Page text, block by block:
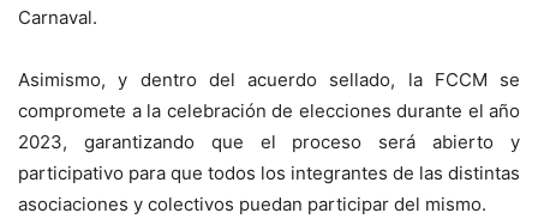
Carnaval.
Asimismo, y dentro del acuerdo sellado, la FCCM se
compromete a la celebración de elecciones durante el año
2023, garantizando que el proceso será abierto y
participativo para que todos los integrantes de las distintas
asociaciones y colectivos puedan participar del mismo.